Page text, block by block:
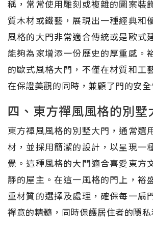
稱，常常使用雕刻或複雜的圖案裝
質木材或鐵藝，展現出一種經典和
風格的大門非常適合傳統或是歐式
能夠為家增添一份歷史的厚重感。
的歐式風格大門，不僅在材質和工
在保證美觀的同時，兼顧了門的安全
四、東方禪風風格的別墅
東方禪風風格的別墅大門，通常選
材，並採用簡潔的設計，以呈現一
覺。這種風格的大門適合喜愛東方
靜的屋主。在這一風格的門上，裕
重材質的選擇及處理，確保每一扇
禪意的精髓，同時保護居住者的隱私